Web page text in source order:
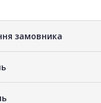
замовника